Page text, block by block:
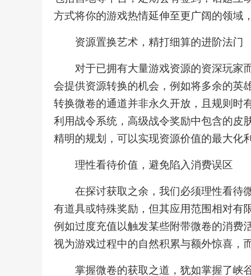
方式将你的游戏热情延伸至更广阔的领域
资源置换艺术，精打细算的进阶法门
对于已拥有大量游戏资源的资深玩家
会提供资源转换的机会，例如将多余的英
转换微卷的通道并非永久开放，且规则时
利用战令系统，高级战令奖励中包含的皮
精明的规划，可以实现资源价值的最大化利
理性看待价值，避免陷入消费误区
在探讨获取之余，我们必须理性看待
有道具或特殊奖励，但其应用范围相对有
例如过度充值以触发某些附带微卷的消费
视为游戏过程中的自然积累与额外惊喜，
掌握微卷的获取之道，犹如掌握了峡